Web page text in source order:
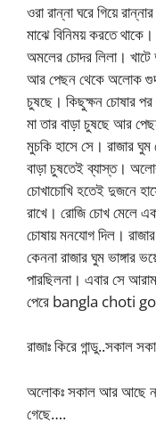
ওরা রান্না ঘরে গিয়ে
মাঝে বিনিময় করতে
অমলের চোদর লিলা।
আর পেছন থেকে অলোক গুদ
চুষছে। কিছুক্ষন চোষার পর
মা তার বাড়া চুষছে আর
মুচকি হাসে সে। রাজার ঘুম
বাড়া চুষতেই ব্যাস্ত।
চোখাচোখি হতেই দুজনে
রাখে। রোজি চোখ মেলে
চোষায় মনযোগ দিল।
কেননা রাজার ঘুম ভাঙ্গার
পারছিলনা। এবার সে
পেরে bangla choti
রাজাঃ কিরে গান্ডু..সকাল
অলোকঃ সকাল আর আছে
গেছে….